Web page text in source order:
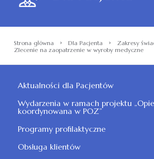
Strona główna › Dla Pacjenta › Zakresy
Zlecenie na zaopatrzenie w wyroby medyczne
Aktualności dla Pacjentów
Wydarzenia w ramach projektu
koordynowana w POZ”
Programy profilaktyczne
Obsługa klientów